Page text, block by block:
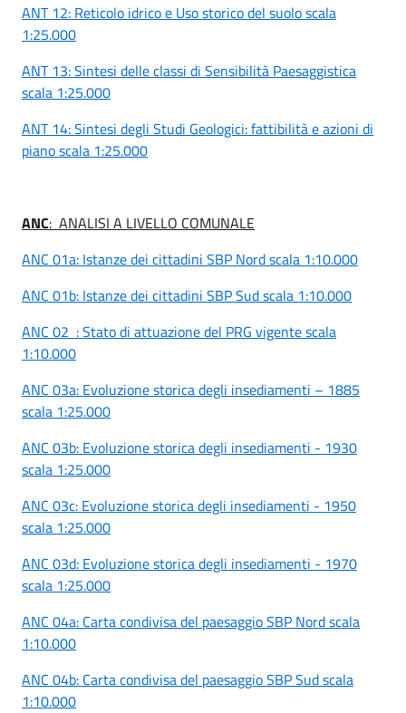
ANT 12: Reticolo idrico e Uso storico del suolo scala
1:25.000
ANT 13: Sintesi delle classi di Sensibilità Paesaggistica
scala 1:25.000
ANT 14: Sintesi degli Studi Geologici: fattibilità e azioni di
piano scala 1:25.000
ANC: ANALISI A LIVELLO COMUNALE
ANC 01a: Istanze dei cittadini SBP Nord scala 1:10.000
ANC 01b: Istanze dei cittadini SBP Sud scala 1:10.000
ANC 02 : Stato di attuazione del PRG vigente scala
1:10.000
ANC 03a: Evoluzione storica degli insediamenti – 1885
scala 1:25.000
ANC 03b: Evoluzione storica degli insediamenti - 1930
scala 1:25.000
ANC 03c: Evoluzione storica degli insediamenti - 1950
scala 1:25.000
ANC 03d: Evoluzione storica degli insediamenti - 1970
scala 1:25.000
ANC 04a: Carta condivisa del paesaggio SBP Nord scala
1:10.000
ANC 04b: Carta condivisa del paesaggio SBP Sud scala
1:10.000